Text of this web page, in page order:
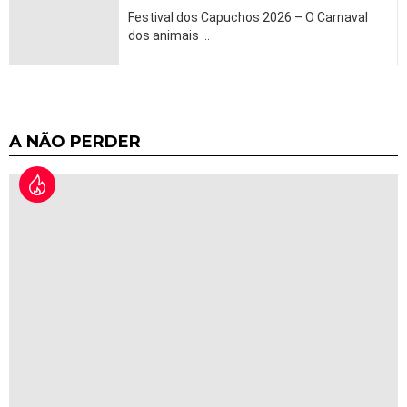
Festival dos Capuchos 2026 – O Carnaval
dos animais …
A NÃO PERDER